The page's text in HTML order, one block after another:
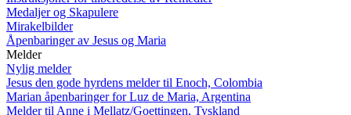
Medaljer og Skapulere
Mirakelbilder
Åpenbaringer av Jesus og Maria
Melder
Nylig melder
Jesus den gode hyrdens melder til Enoch, Colombia
Marian åpenbaringer for Luz de Maria, Argentina
Melder til Anne i Mellatz/Goettingen, Tyskland